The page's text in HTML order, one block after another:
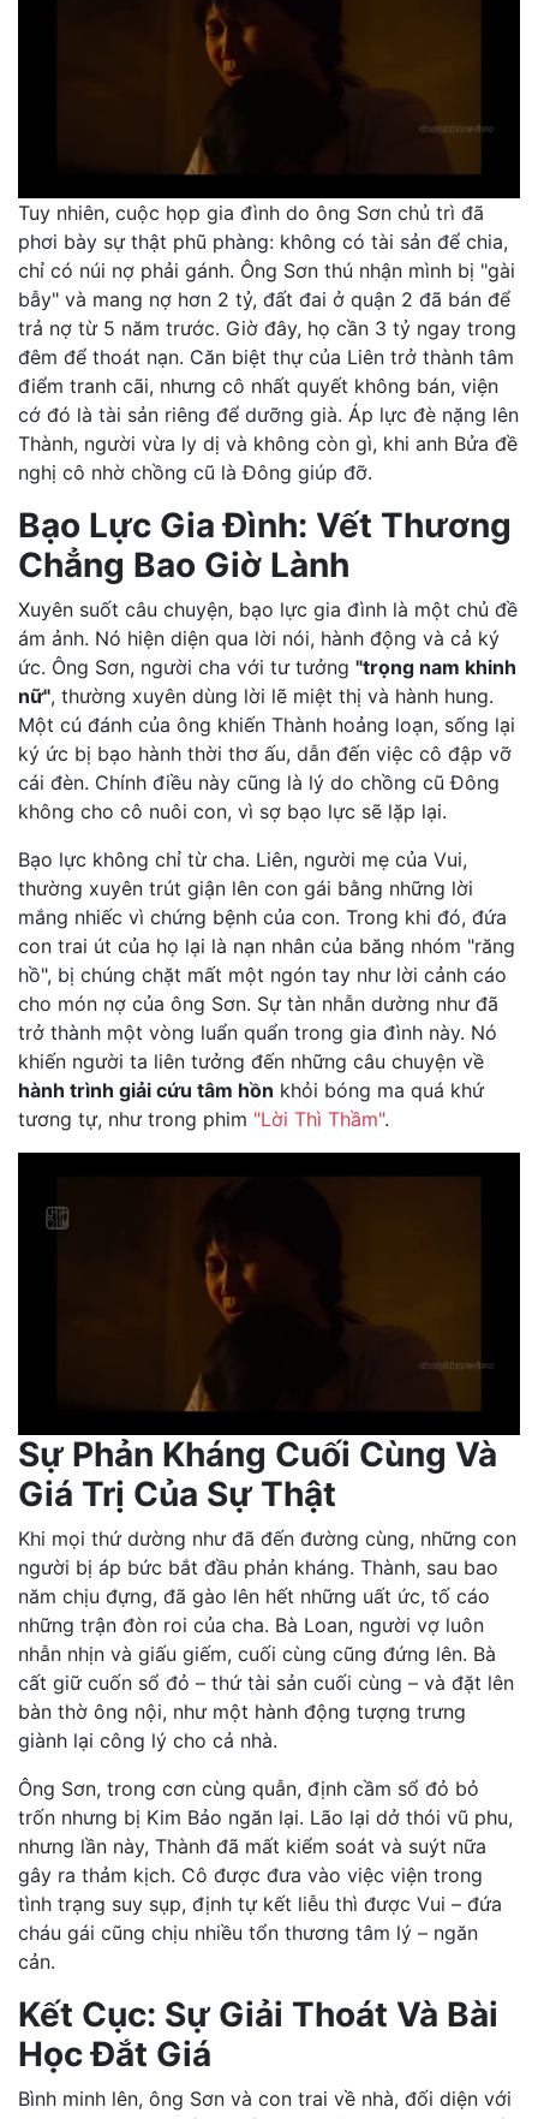
Tuy nhiên, cuộc họp gia đình do ông Sơn chủ trì đã
phơi bày sự thật phũ phàng: không có tài sản để chia,
chỉ có núi nợ phải gánh. Ông Sơn thú nhận mình bị "gài
bẫy" và mang nợ hơn 2 tỷ, đất đai ở quận 2 đã bán để
trả nợ từ 5 năm trước. Giờ đây, họ cần 3 tỷ ngay trong
đêm để thoát nạn. Căn biệt thự của Liên trở thành tâm
điểm tranh cãi, nhưng cô nhất quyết không bán, viện
cớ đó là tài sản riêng để dưỡng già. Áp lực đè nặng lên
Thành, người vừa ly dị và không còn gì, khi anh Bửa đề
nghị cô nhờ chồng cũ là Đông giúp đỡ.
Bạo Lực Gia Đình: Vết Thương
Chẳng Bao Giờ Lành
Xuyên suốt câu chuyện, bạo lực gia đình là một chủ đề
ám ảnh. Nó hiện diện qua lời nói, hành động và cả ký
ức. Ông Sơn, người cha với tư tưởng "trọng nam khinh
nữ", thường xuyên dùng lời lẽ miệt thị và hành hung.
Một cú đánh của ông khiến Thành hoảng loạn, sống lại
ký ức bị bạo hành thời thơ ấu, dẫn đến việc cô đập vỡ
cái đèn. Chính điều này cũng là lý do chồng cũ Đông
không cho cô nuôi con, vì sợ bạo lực sẽ lặp lại.
Bạo lực không chỉ từ cha. Liên, người mẹ của Vui,
thường xuyên trút giận lên con gái bằng những lời
mắng nhiếc vì chứng bệnh của con. Trong khi đó, đứa
con trai út của họ lại là nạn nhân của băng nhóm "răng
hồ", bị chúng chặt mất một ngón tay như lời cảnh cáo
cho món nợ của ông Sơn. Sự tàn nhẫn dường như đã
trở thành một vòng luẩn quẩn trong gia đình này. Nó
khiến người ta liên tưởng đến những câu chuyện về
hành trình giải cứu tâm hồn khỏi bóng ma quá khứ
tương tự, như trong phim "Lời Thì Thầm".
Sự Phản Kháng Cuối Cùng Và
Giá Trị Của Sự Thật
Khi mọi thứ dường như đã đến đường cùng, những con
người bị áp bức bắt đầu phản kháng. Thành, sau bao
năm chịu đựng, đã gào lên hết những uất ức, tố cáo
những trận đòn roi của cha. Bà Loan, người vợ luôn
nhẫn nhịn và giấu giếm, cuối cùng cũng đứng lên. Bà
cất giữ cuốn sổ đỏ – thứ tài sản cuối cùng – và đặt lên
bàn thờ ông nội, như một hành động tượng trưng
giành lại công lý cho cả nhà.
Ông Sơn, trong cơn cùng quẫn, định cầm sổ đỏ bỏ
trốn nhưng bị Kim Bảo ngăn lại. Lão lại dở thói vũ phu,
nhưng lần này, Thành đã mất kiểm soát và suýt nữa
gây ra thảm kịch. Cô được đưa vào việc viện trong
tình trạng suy sụp, định tự kết liễu thì được Vui – đứa
cháu gái cũng chịu nhiều tổn thương tâm lý – ngăn
cản.
Kết Cục: Sự Giải Thoát Và Bài
Học Đắt Giá
Bình minh lên, ông Sơn và con trai về nhà, đối diện với